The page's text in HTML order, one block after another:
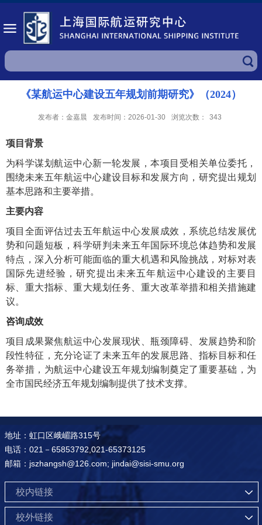
《某航运中心建设五年规划前期研究》（2024）
发布者：金嘉晨 发布时间：2026-01-30 浏览次数： 343
项目背景
为科学谋划航运中心新一轮发展，本项目受相关单位委托，
围绕未来五年航运中心建设目标和发展方向，研究提出规划
基本思路和主要举措。
主要内容
项目全面评估过去五年航运中心发展成效，系统总结发展优
势和问题短板，科学研判未来五年国际环境总体趋势和发展
特点，深入分析可能面临的重大机遇和风险挑战，对标对表
国际先进经验，研究提出未来五年航运中心建设的主要目
标、重大指标、重大规划任务、重大改革举措和相关措施建
议。
咨询成效
项目成果聚焦航运中心发展现状、瓶颈障碍、发展趋势和阶
段性特征，充分论证了未来五年的发展思路、指标目标和任
务举措，为航运中心建设五年规划编制奠定了重要基础，为
全市国民经济五年规划编制提供了技术支撑。
地址：虹口区峨嵋路315号
电话：021－65853792,021-65373125
邮箱：jszhangsh@126.com; jindai@sisi-smu.org
校内链接
校外链接